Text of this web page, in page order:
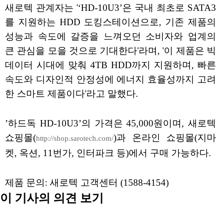
새로텍 관계자는 '‘HD-10U3’은 국내 최초로 SATA3
를 지원하는 HDD 도킹스테이션으로, 기존 제품의
성능과 속도에 갈증을 느껴오던 소비자와 업계의
큰 관심을 모을 것으로 기대한다'라며, '이 제품은 빅
데이터 시대에 맞춰 4TB HDD까지 지원하며, 빠른
속도와 디자인적 안정성에 에너지 효율성까지 고려
한 스마트 제품이다'라고 말했다.
’하드독 HD-10U3’의 가격은 45,000원이며, 새로텍
쇼핑몰(http://shop.sarotech.com/)과 온라인 쇼핑몰(지마
켓, 옥션, 11번가, 인터파크 등)에서 구매 가능하다.
제품 문의: 새로텍 고객센터 (1588-4154)
이 기사의 의견 보기